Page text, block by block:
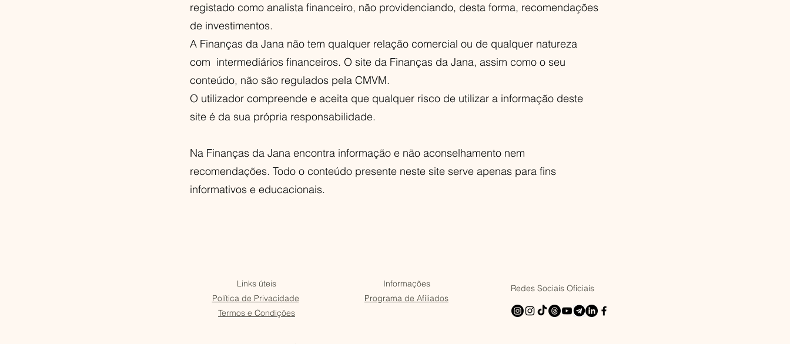
registado como analista financeiro, não providenciando, desta forma, recomendações
de investimentos.
A Finanças da Jana não tem qualquer relação comercial ou de qualquer natureza
com intermediários financeiros. O site da Finanças da Jana, assim como o seu
conteúdo, não são regulados pela CMVM.
O utilizador compreende e aceita que qualquer risco de utilizar a informação deste
site é da sua própria responsabilidade.
Na Finanças da Jana encontra informação e não aconselhamento nem
recomendações. Todo o conteúdo presente neste site serve apenas para fins
informativos e educacionais.
Links úteis
Política de Privacidade
Termos e Condições
Redes Sociais Oficiais
Informações
Programa de Afiliados